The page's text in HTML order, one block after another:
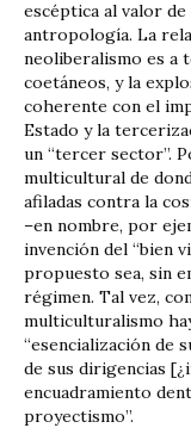
escéptica al valor
antropología. La
neoliberalismo es a
coetáneos, y la
coherente con el
Estado y la
un “tercer sector”.
multicultural de
afiladas contra la
–en nombre, por
invención del “bien
propuesto sea, sin
régimen. Tal vez,
multiculturalismo
“esencialización de
de sus dirigencias
encuadramiento
proyectismo”.